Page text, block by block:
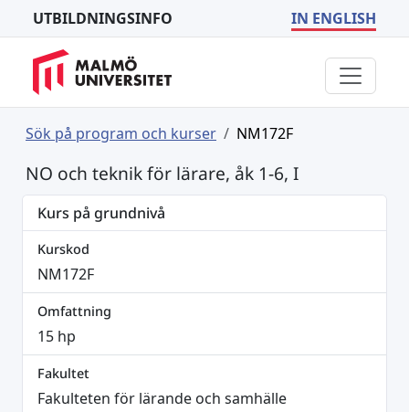
UTBILDNINGSINFO IN ENGLISH
Sök på program och kurser NM172F
NO och teknik för lärare, åk 1-6, I
Kurs på grundnivå
Kurskod
NM172F
Omfattning
15 hp
Fakultet
Fakulteten för lärande och samhälle